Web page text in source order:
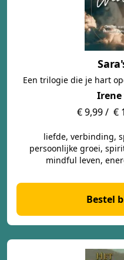
Een trilogie die je hart
Irene
€ 9,99 / €
liefde, verbinding,
persoonlijke groei,
mindful leven,
Bestel